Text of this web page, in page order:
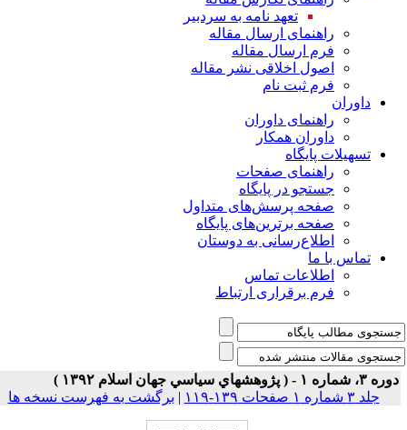
تعهد نامه به سردبیر
راهنمای ارسال مقاله
فرم ارسال مقاله
اصول اخلاقی نشر مقاله
فرم ثبت نام
داوران
راهنمای داوران
داوران همکار
تسهیلات پایگاه
راهنمای صفحات
جستجو در پایگاه
صفحه پرسش‌های متداول
صفحه برترین‌های پایگاه
اطلاع‌رسانی به دوستان
تماس با ما
اطلاعات تماس
فرم برقراری ارتباط
۱ - ( پژوهشهاي سياسي جهان اسلام ۱۳۹۲ )
جلد ۳ شماره ۱ صفحات ۱۳۹-۱۱۹
| برگشت به فهرست نسخه ها